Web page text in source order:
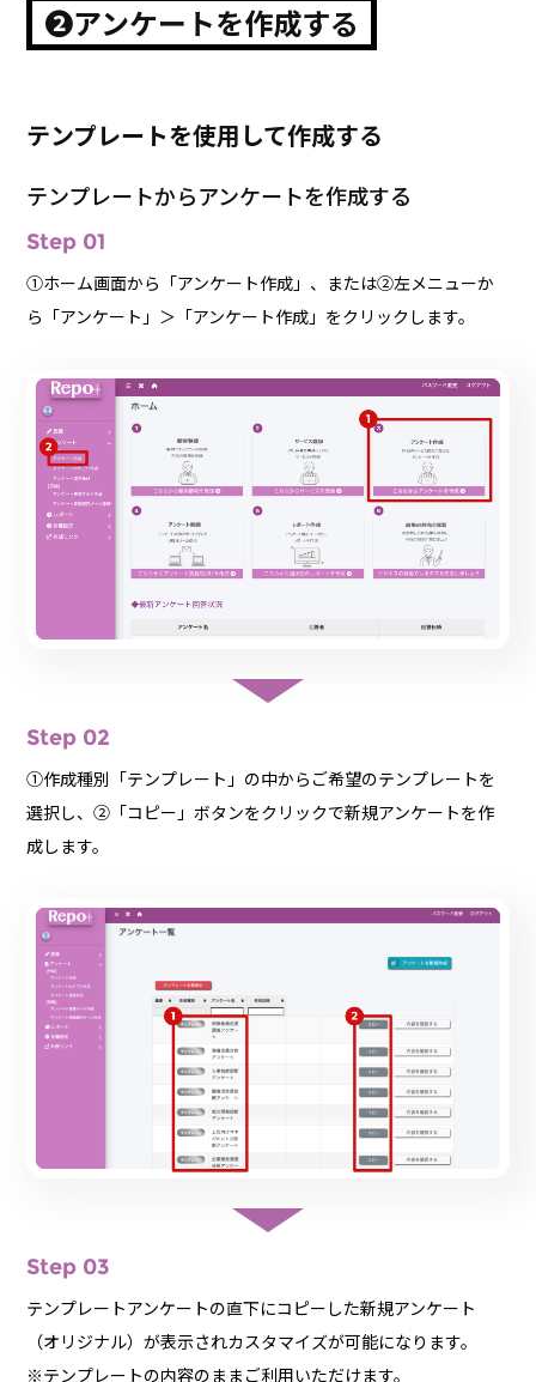
❷アンケートを作成する
テンプレートを使用して作成する
テンプレートからアンケートを作成する
Step 01
①ホーム画面から「アンケート作成」、または②左メニューか
ら「アンケート」＞「アンケート作成」をクリックします。
Step 02
①作成種別「テンプレート」の中からご希望のテンプレートを
選択し、②「コピー」ボタンをクリックで新規アンケートを作
成します。
Step 03
テンプレートアンケートの直下にコピーした新規アンケート
（オリジナル）が表示されカスタマイズが可能になります。
※テンプレートの内容のままご利用いただけます。